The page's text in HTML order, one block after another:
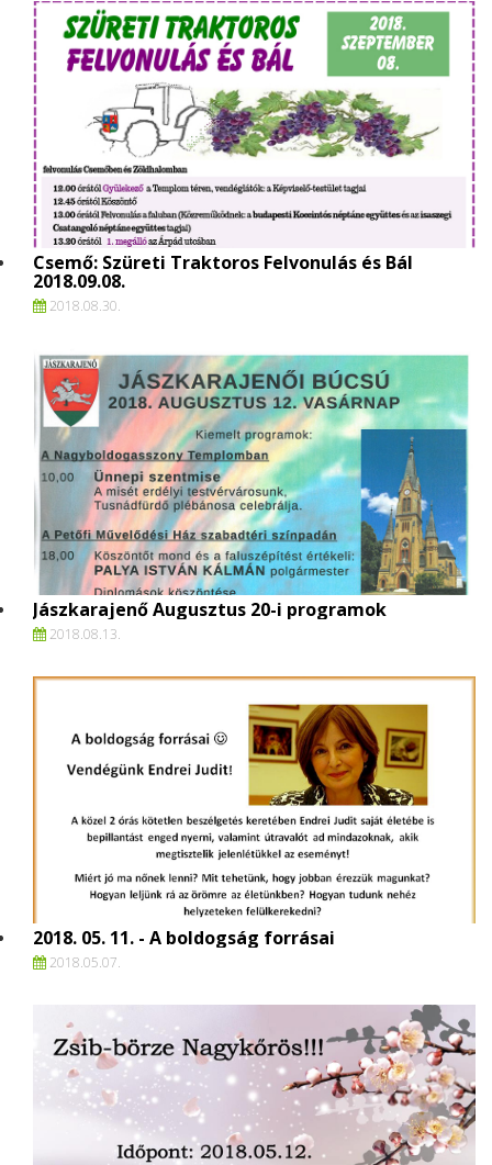
Csemő: Szüreti Traktoros Felvonulás és Bál
2018.09.08.
2018.08.30.
Jászkarajenő Augusztus 20-i programok
2018.08.13.
2018. 05. 11. - A boldogság forrásai
2018.05.07.